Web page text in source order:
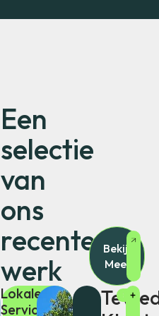
Een
selectie
van
ons
recente
werk
Bekijk
Meer
Lokale
Service